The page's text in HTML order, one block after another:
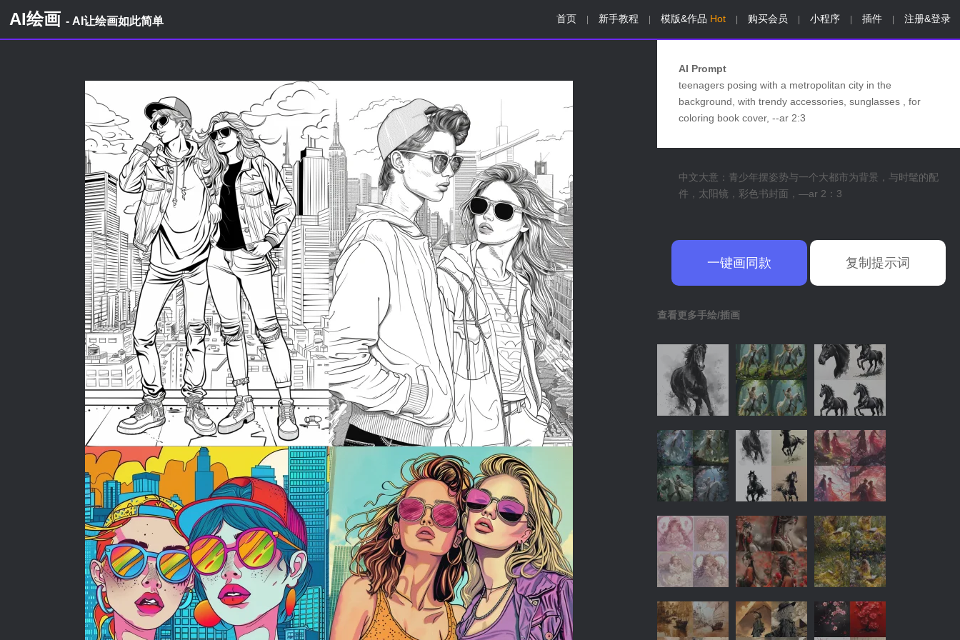
AI绘画 - AI让绘画如此简单 首页 新手教程 模版&作品 Hot 购买会员 小程序 插件 注册&登录
AI Prompt
teenagers posing with a metropolitan city in the
background, with trendy accessories, sunglasses , for
coloring book cover, --ar 2:3
中文大意：青少年摆姿势与一个大都市为背景，与时髦的配
件，太阳镜，彩色书封面，—ar 2：3
一键画同款 复制提示词
查看更多手绘/插画